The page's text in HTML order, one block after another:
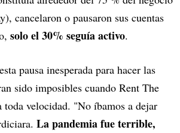
cancelaron o pausaron sus cuentas
solo el 30% seguía activo.
pausa inesperada para hacer las
sido imposibles cuando Rent The
toda velocidad. "No íbamos a dejar
La pandemia fue terrible,